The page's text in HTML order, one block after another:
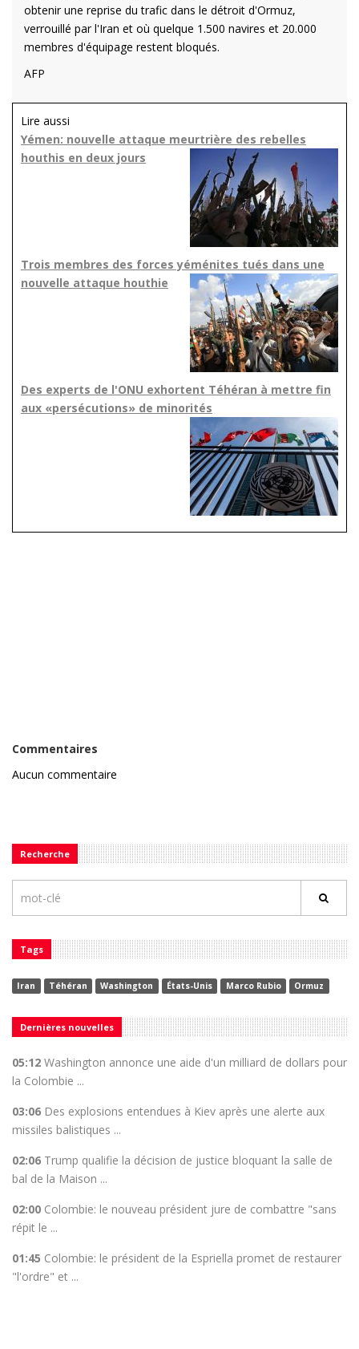
obtenir une reprise du trafic dans le détroit d'Ormuz,
verrouillé par l'Iran et où quelque 1.500 navires et 20.000
membres d'équipage restent bloqués.
AFP
Lire aussi
Yémen: nouvelle attaque meurtrière des rebelles
houthis en deux jours
Trois membres des forces yéménites tués dans une
nouvelle attaque houthie
Des experts de l'ONU exhortent Téhéran à mettre fin
aux «persécutions» de minorités
Commentaires
Aucun commentaire
Recherche
Tags
Iran Téhéran Washington États-Unis Marco Rubio Ormuz
Dernières nouvelles
05:12 Washington annonce une aide d'un milliard de dollars pour
la Colombie ...
03:06 Des explosions entendues à Kiev après une alerte aux
missiles balistiques ...
02:06 Trump qualifie la décision de justice bloquant la salle de
bal de la Maison ...
02:00 Colombie: le nouveau président jure de combattre "sans
répit le ...
01:45 Colombie: le président de la Espriella promet de restaurer
"l'ordre" et ...